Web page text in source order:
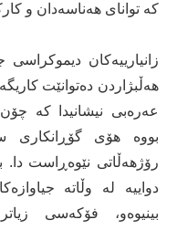
کە توانای هەناسەدان و
زانیارییەکان
هەڵبژاردن دەتوانێت
عەرەبی نیشانیدا کە چۆن
بووە هۆی گۆڕانکاری
رۆژهەڵاتی نێوەڕاست دا.
دواییە لە وڵاتە
بینیوەو، فۆکەسی